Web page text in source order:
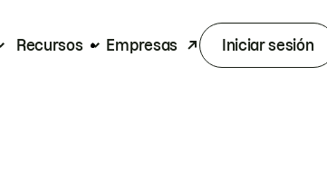
Recursos Empresas Iniciar sesión